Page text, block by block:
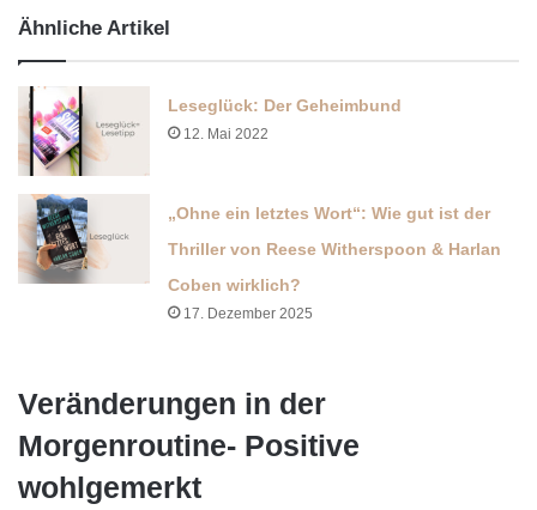
Ähnliche Artikel
Leseglück: Der Geheimbund
12. Mai 2022
„Ohne ein letztes Wort“: Wie gut ist der
Thriller von Reese Witherspoon & Harlan
Coben wirklich?
17. Dezember 2025
Veränderungen in der
Morgenroutine- Positive
wohlgemerkt